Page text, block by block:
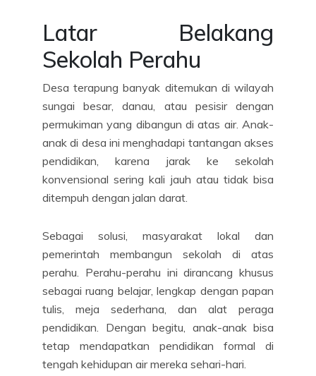
Latar Belakang
Sekolah Perahu
Desa terapung banyak ditemukan di wilayah
sungai besar, danau, atau pesisir dengan
permukiman yang dibangun di atas air. Anak-
anak di desa ini menghadapi tantangan akses
pendidikan, karena jarak ke sekolah
konvensional sering kali jauh atau tidak bisa
ditempuh dengan jalan darat.
Sebagai solusi, masyarakat lokal dan
pemerintah membangun sekolah di atas
perahu. Perahu-perahu ini dirancang khusus
sebagai ruang belajar, lengkap dengan papan
tulis, meja sederhana, dan alat peraga
pendidikan. Dengan begitu, anak-anak bisa
tetap mendapatkan pendidikan formal di
tengah kehidupan air mereka sehari-hari.